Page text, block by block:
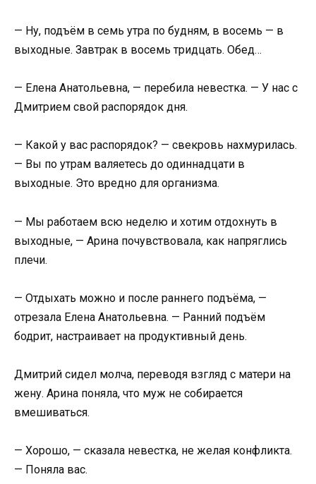
— Ну, подъём в семь утра по будням, в восемь — в
выходные. Завтрак в восемь тридцать. Обед…
— Елена Анатольевна, — перебила невестка. — У нас с
Дмитрием свой распорядок дня.
— Какой у вас распорядок? — свекровь нахмурилась.
— Вы по утрам валяетесь до одиннадцати в
выходные. Это вредно для организма.
— Мы работаем всю неделю и хотим отдохнуть в
выходные, — Арина почувствовала, как напряглись
плечи.
— Отдыхать можно и после раннего подъёма, —
отрезала Елена Анатольевна. — Ранний подъём
бодрит, настраивает на продуктивный день.
Дмитрий сидел молча, переводя взгляд с матери на
жену. Арина поняла, что муж не собирается
вмешиваться.
— Хорошо, — сказала невестка, не желая конфликта.
— Поняла вас.